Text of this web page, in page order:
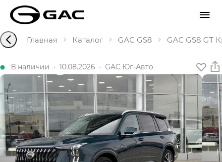
Главная Каталог GAC GS8 GAC GS8 GT
В наличии · 10.08.2026 · GAC Юг-Авто